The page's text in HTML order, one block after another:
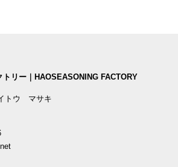
リー｜HAOSEASONING FACTORY
トウ マサキ